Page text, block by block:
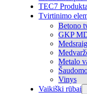
TEC7
Tvirtinimo
Betono
GKP
Metalo
Vinys
Vaikiški rūbai